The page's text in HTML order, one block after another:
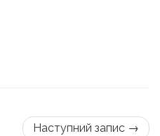
Наступний запис →